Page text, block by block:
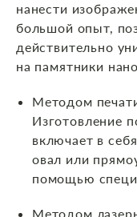
нанести
большой опыт,
действительно
на памятники
Методом
Изготовление
включает в
овал или
помощью
Методом